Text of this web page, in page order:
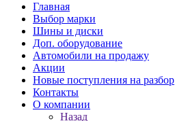
Главная
Выбор марки
Шины и диски
Доп. оборудование
Автомобили на продажу
Акции
Новые поступления на разбор
Контакты
О компании
Назад